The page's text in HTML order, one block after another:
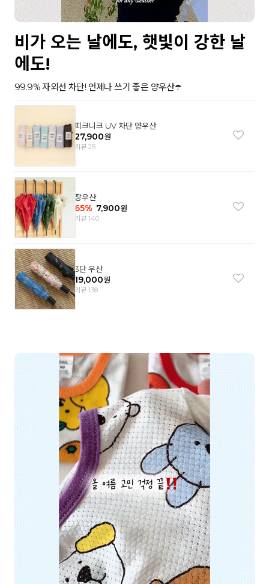
비가 오는 날에도, 햇빛이 강한 날
에도!
99.9% 자외선 차단! 언제나 쓰기 좋은 양우산☂️
피크니크 UV 차단 양우산
27,900원
리뷰 25
장우산
65% 7,900원
리뷰 140
3단 우산
19,000원
리뷰 138